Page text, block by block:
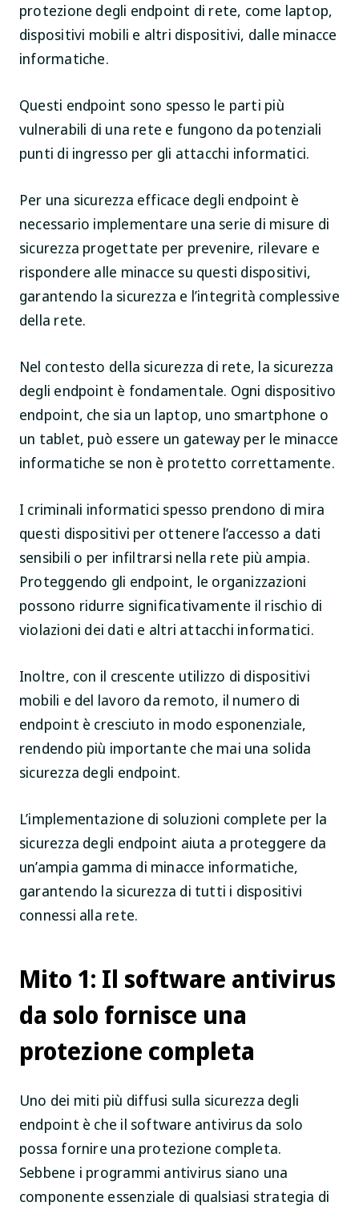
protezione degli endpoint di rete, come laptop,
dispositivi mobili e altri dispositivi, dalle minacce
informatiche.
Questi endpoint sono spesso le parti più
vulnerabili di una rete e fungono da potenziali
punti di ingresso per gli attacchi informatici.
Per una sicurezza efficace degli endpoint è
necessario implementare una serie di misure di
sicurezza progettate per prevenire, rilevare e
rispondere alle minacce su questi dispositivi,
garantendo la sicurezza e l’integrità complessive
della rete.
Nel contesto della sicurezza di rete, la sicurezza
degli endpoint è fondamentale. Ogni dispositivo
endpoint, che sia un laptop, uno smartphone o
un tablet, può essere un gateway per le minacce
informatiche se non è protetto correttamente.
I criminali informatici spesso prendono di mira
questi dispositivi per ottenere l’accesso a dati
sensibili o per infiltrarsi nella rete più ampia.
Proteggendo gli endpoint, le organizzazioni
possono ridurre significativamente il rischio di
violazioni dei dati e altri attacchi informatici.
Inoltre, con il crescente utilizzo di dispositivi
mobili e del lavoro da remoto, il numero di
endpoint è cresciuto in modo esponenziale,
rendendo più importante che mai una solida
sicurezza degli endpoint.
L’implementazione di soluzioni complete per la
sicurezza degli endpoint aiuta a proteggere da
un’ampia gamma di minacce informatiche,
garantendo la sicurezza di tutti i dispositivi
connessi alla rete.
Mito 1: Il software antivirus
da solo fornisce una
protezione completa
Uno dei miti più diffusi sulla sicurezza degli
endpoint è che il software antivirus da solo
possa fornire una protezione completa.
Sebbene i programmi antivirus siano una
componente essenziale di qualsiasi strategia di